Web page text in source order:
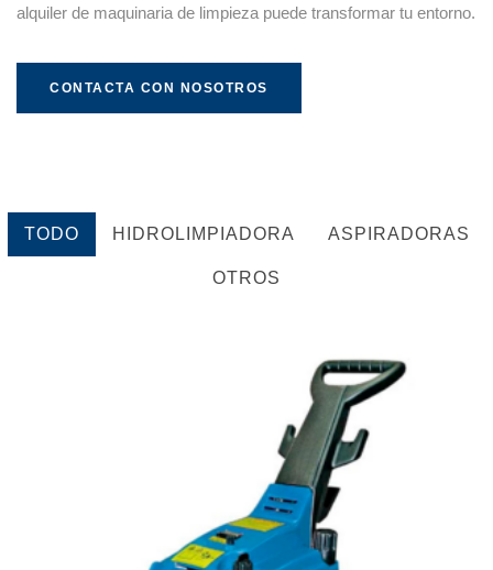
alquiler de maquinaria de limpieza puede transformar tu entorno.
CONTACTA CON NOSOTROS
TODO HIDROLIMPIADORA ASPIRADORAS
OTROS